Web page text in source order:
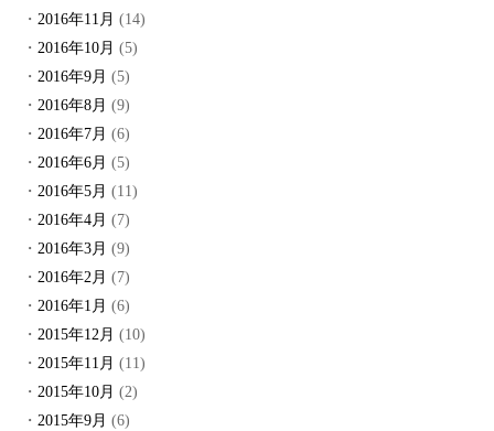
2016年11月 (14)
2016年10月 (5)
2016年9月 (5)
2016年8月 (9)
2016年7月 (6)
2016年6月 (5)
2016年5月 (11)
2016年4月 (7)
2016年3月 (9)
2016年2月 (7)
2016年1月 (6)
2015年12月 (10)
2015年11月 (11)
2015年10月 (2)
2015年9月 (6)